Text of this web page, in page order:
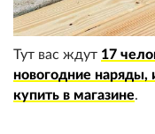
Тут вас ждут 17
новогодние наряды,
купить в магазине.